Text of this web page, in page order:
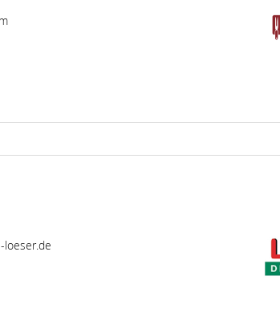
loeser.de